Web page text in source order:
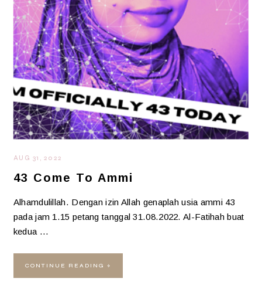
AUG 31, 2022
43 Come To Ammi
Alhamdulillah. Dengan izin Allah genaplah usia ammi 43
pada jam 1.15 petang tanggal 31.08.2022. Al-Fatihah buat
kedua …
CONTINUE READING »